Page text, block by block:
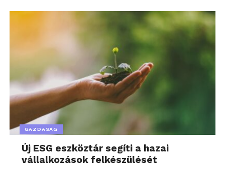
GAZDASÁG
Új ESG eszköztár segíti a hazai
vállalkozások felkészülését